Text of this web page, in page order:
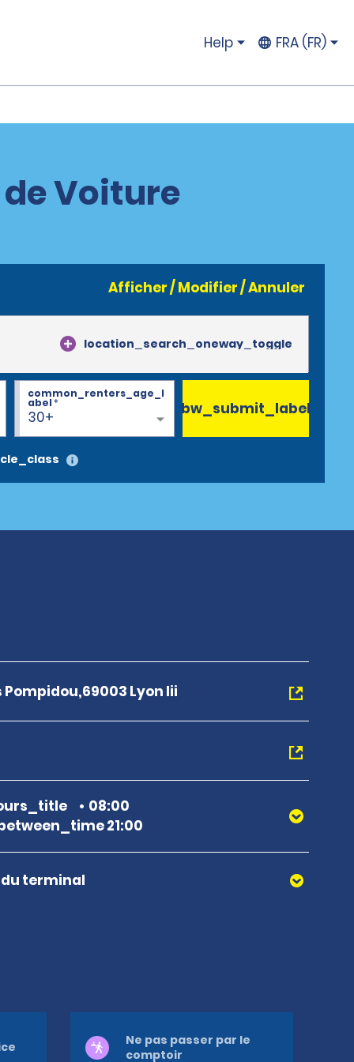
Help FRA (FR)
Voiture
Afficher / Modifier / Annuler
location_search_oneway_toggle
30+
common_renters_age_l
abel* bw_submit_label
Pompidou,69003 Lyon Iii
08:00
21:00
terminal
Ne pas passer par le
comptoir